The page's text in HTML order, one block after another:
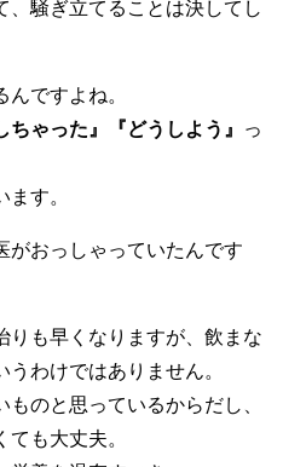
、騒ぎ立てることは決してし
ですよね。
ちゃった』『どうしよう』
っ
す。
がおっしゃっていたんです
りも早くなりますが、飲まな
わけではありません。
のと思っているからだし、
も大丈夫。